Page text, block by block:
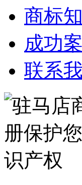
商标
成功
联系